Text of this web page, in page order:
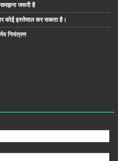
जरूरी है
कोई इस्तेमाल कर सकता है।
नियंत्रण